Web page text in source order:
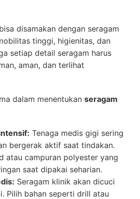
disamakan dengan seragam
tinggi, higienitas, dan
setiap detail seragam harus
aman, dan terlihat
dalam menentukan seragam
Tenaga medis gigi sering
bergerak aktif saat tindakan.
atau campuran polyester yang
saat dipakai seharian.
Seragam klinik akan dicuci
Pilih bahan seperti drill atau